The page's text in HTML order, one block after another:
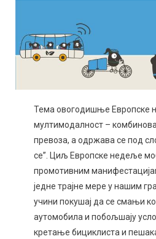
Тема овогодишње Европске
мултимодалност –
превоза, а одржава се под
се”. Циљ Европске недеље
промотивним
једне трајне мере у нашим
учини покушај да се смањи
аутомобила и побољшају
кретање бициклиста и